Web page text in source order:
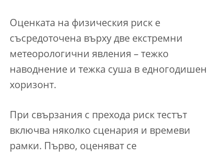
Оценката на физическия риск е
съсредоточена върху две екстремни
метеорологични явления – тежко
наводнение и тежка суша в едногодишен
хоризонт.
При свързания с прехода риск тестът
включва няколко сценария и времеви
рамки. Първо, оценяват се